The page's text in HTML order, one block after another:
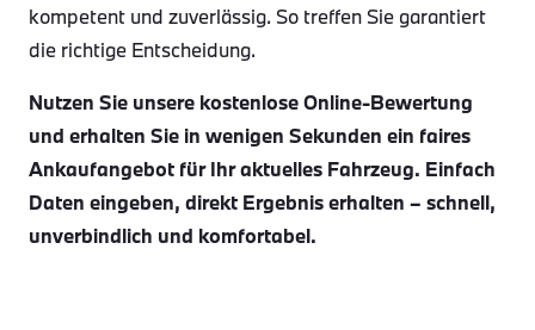
kompetent und zuverlässig. So treffen Sie garantiert
die richtige Entscheidung.
Nutzen Sie unsere kostenlose Online-Bewertung
und erhalten Sie in wenigen Sekunden ein faires
Ankaufangebot für Ihr aktuelles Fahrzeug. Einfach
Daten eingeben, direkt Ergebnis erhalten – schnell,
unverbindlich und komfortabel.